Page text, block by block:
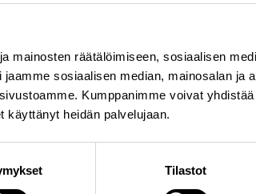
mainosten räätälöimiseen, sosiaalisen
sosiaalisen median, mainosalan ja
Kumppanimme voivat
käyttänyt heidän palvelujaan.
Tilastot